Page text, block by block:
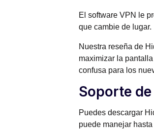
El software VPN le
que cambie de lugar.
Nuestra reseña de
maximizar la
confusa para los
Soporte
Puedes descargar
puede manejar